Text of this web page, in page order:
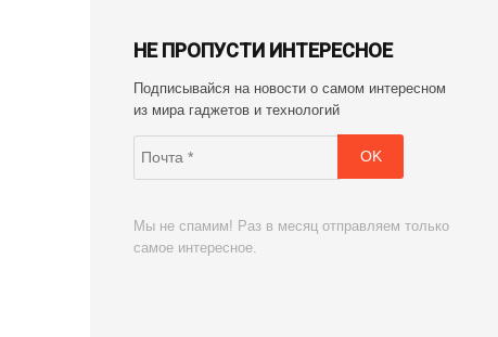
НЕ ПРОПУСТИ ИНТЕРЕСНОЕ
Подписывайся на новости о самом интересном
из мира гаджетов и технологий
Мы не спамим! Раз в месяц отправляем только
самое интересное.